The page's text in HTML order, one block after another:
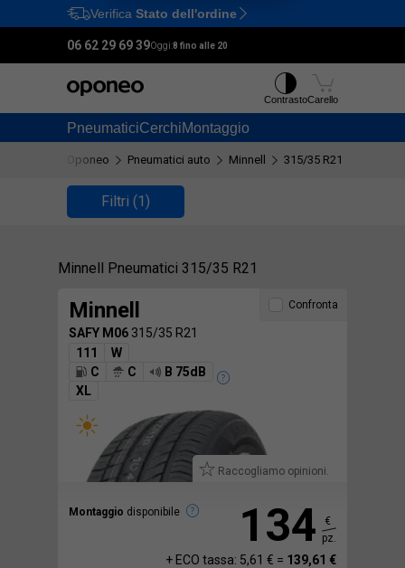
Ctrl M
Verifica Stato dell'ordine
06 62 29 69 39Oggi:8 fino alle 20
PneumaticiCerchiMontaggio
ContrastoCarello
Oponeo Pneumatici auto Minnell 315/35 R21
Filtri (1)
Minnell Pneumatici 315/35 R21
Minnell
SAFY M06 315/35 R21
111
W
C
C
B 75dB
XL
Raccogliamo opinioni.
Montaggio disponibile
Confronta
134
€
pz.
+ ECO tassa: 5,61 € = 139,61 €